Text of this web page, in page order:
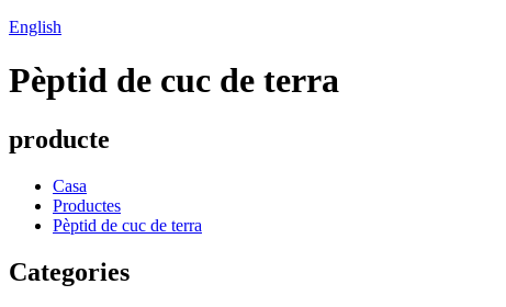
English
Pèptid de cuc de terra
producte
Casa
Productes
Pèptid de cuc de terra
Categories